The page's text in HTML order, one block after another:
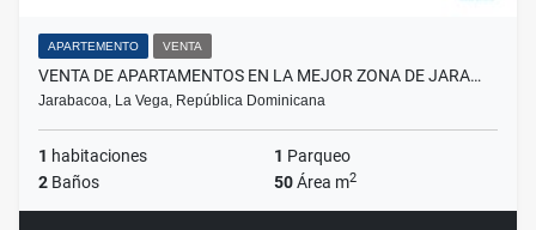
APARTEMENTO VENTA
VENTA DE APARTAMENTOS EN LA MEJOR ZONA DE JARA…
Jarabacoa, La Vega, República Dominicana
1 habitaciones 1 Parqueo
2 Baños 50Área m2